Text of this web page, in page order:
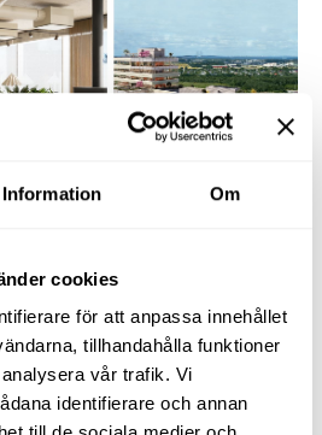
Information Om
cookies
för att anpassa innehållet
tillhandahålla funktioner
vår trafik. Vi
identifierare och annan
i Vista – tillför
i världsklass
i New York City, Sydney,
i Hyllie. Här ska den globala
Workplace Group (IWG)
sociala möten och riktigt